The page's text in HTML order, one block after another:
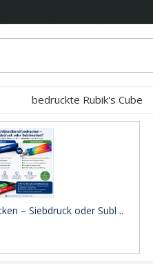
bedruckte Rubik's Cube
– Siebdruck oder Subl ..